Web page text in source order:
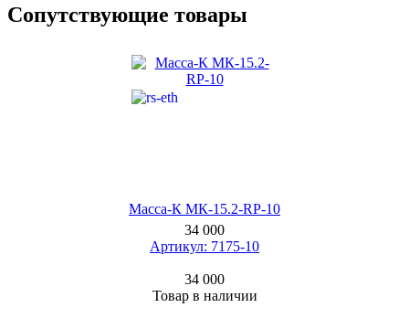
Сопутствующие товары
Масса-К МК-15.2-RP-10
34 000
Артикул: 7175-10
34 000
Товар в наличии